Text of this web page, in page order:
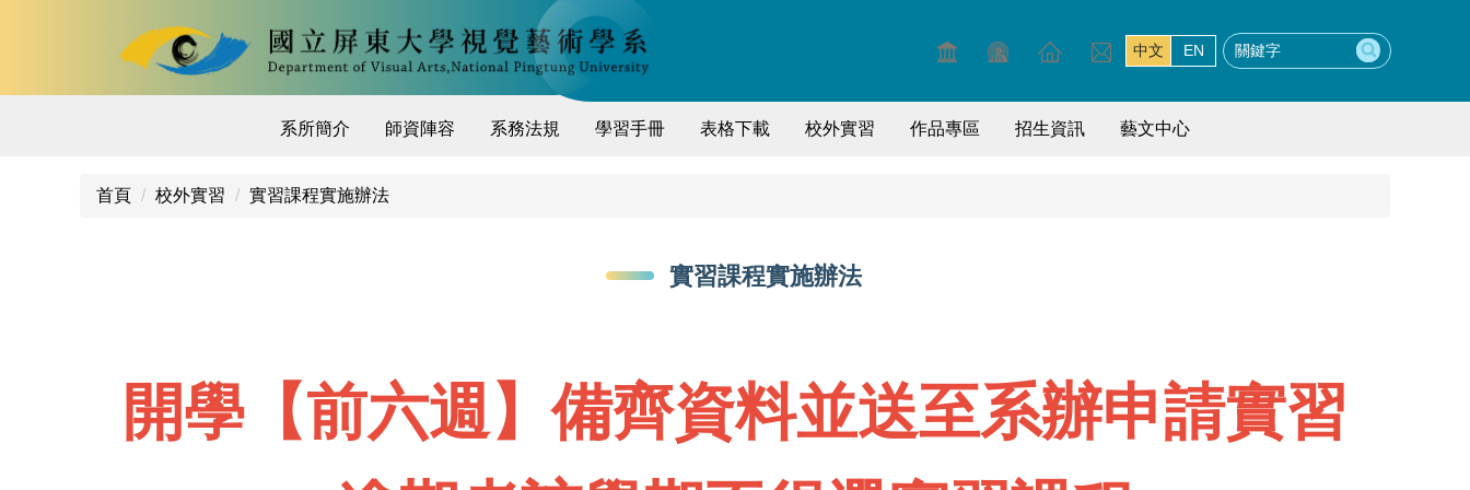
要
中文 EN
系所簡介 師資陣容 系務法規 學習手冊 表格下載 校外實習 作品專區 招生資訊 藝文中心
首頁 校外實習 實習課程實施辦法
實習課程實施辦法
開學【前六週】備齊資料並送至系辦申請實習